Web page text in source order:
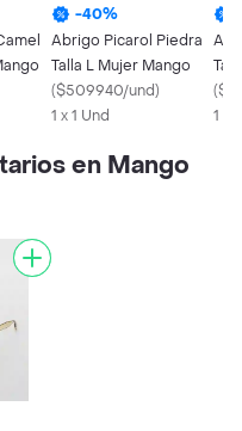
-40%
Abrigo Picarol Piedra
Talla L Mujer Mango
($509940/und)
1 x 1 Und
(
1 x
en Mango